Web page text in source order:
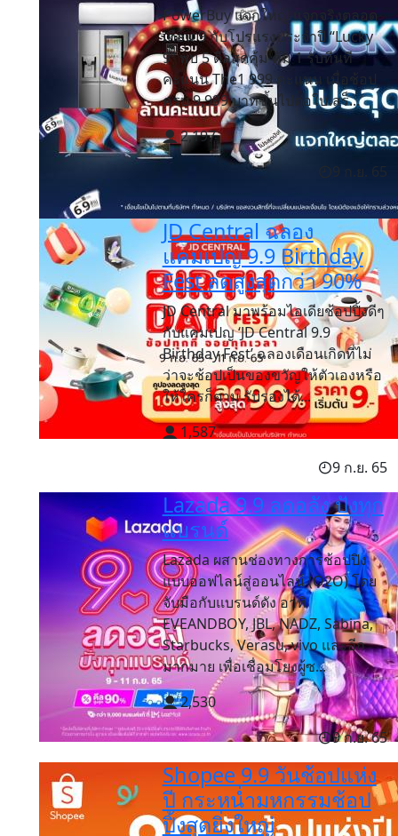
PowerBuy แจกใหญ่ แจกจริงตลอด
เดือน 9 กับโปรแรงประจำปี “Lucky
9” พบ 5 ดีลสุดคุ้ม คุ้ม 1 รับทีนที
คะแนน The1 999 คะแนน เมื่อช้อป
ครบ 9,999 บาทขึ้นไปต่อใบเสร็...
2,197
9 ก.ย. 65
JD Central ฉลอง
แคมเปญ 9.9 Birthday
Fest ลดสูงสุดกว่า 90%
JD Central มาพร้อมไอเดียช้อปปิ้งดีๆ
กับแคมเปญ ‘JD Central 9.9
Birthday Fest’ ฉลองเดือนเกิดที่ไม่
ว่าจะช้อปเป็นของขวัญให้ตัวเองหรือ
ให้ใครก็ตาม รับรองได้...
1,587
9 ก.ย. 65
Lazada 9.9 ลดอลัง ปังทุก
แบรนด์
Lazada ผสานช่องทางการช้อปปิง
แบบออฟไลน์สู่ออนไลน์ (O2O) โดย
จับมือกับแบรนด์ดัง อาทิ
EVEANDBOY, JBL, NADZ, Sabina,
Starbucks, Verasu, vivo และอีก
มากมาย เพื่อเชื่อมโยงผู้ซ...
2,530
9 ก.ย. 65
Shopee 9.9 วันช้อปแห่ง
ปี กระหน่ำมหกรรมช้อป
ปิ้งสุดยิ่งใหญ่